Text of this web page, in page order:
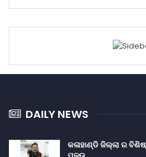
DAILY NEWS
କଳାହାଣ୍ଡି ଜିଲ୍ଲା ର